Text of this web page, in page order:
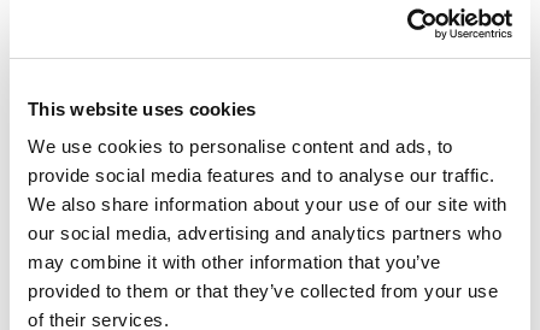
This website uses cookies
We use cookies to personalise content and ads, to
provide social media features and to analyse our traffic.
We also share information about your use of our site with
our social media, advertising and analytics partners who
may combine it with other information that you’ve
provided to them or that they’ve collected from your use
of their services.
，参加了几场确实非常有趣的
会议（包括与国际刑警组织的新秘书长会面），数
名片。当然也不会少了几场公开演讲：